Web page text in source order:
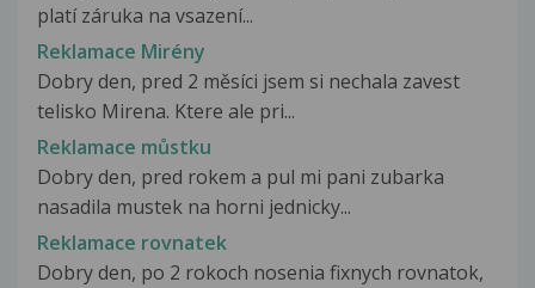
platí záruka na vsazení...
Reklamace Mirény
Dobry den, pred 2 měsíci jsem si nechala zavest
telisko Mirena. Ktere ale pri...
Reklamace můstku
Dobry den, pred rokem a pul mi pani zubarka
nasadila mustek na horni jednicky...
Reklamace rovnatek
Dobry den, po 2 rokoch nosenia fixnych rovnatok,